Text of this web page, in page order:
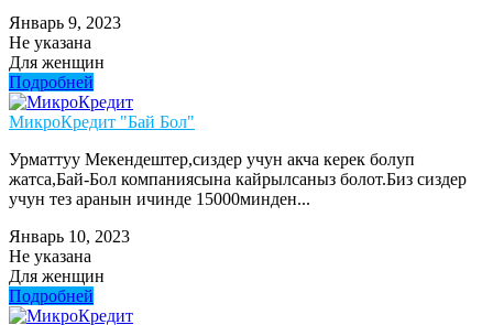
Январь 9, 2023
Не указана
Для женщин
Подробней
МикроКредит "Бай Бол"
Урматтуу Мекендештер,сиздер учун акча керек болуп
жатса,Бай-Бол компаниясына кайрылсаныз болот.Биз сиздер
учун тез аранын ичинде 15000минден...
Январь 10, 2023
Не указана
Для женщин
Подробней